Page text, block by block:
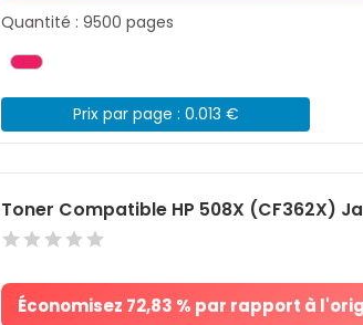
Quantité : 9500 pages
Prix par page : 0.013 €
Toner Compatible HP 508X (CF362X)
Économisez 72,83 % par rapport à